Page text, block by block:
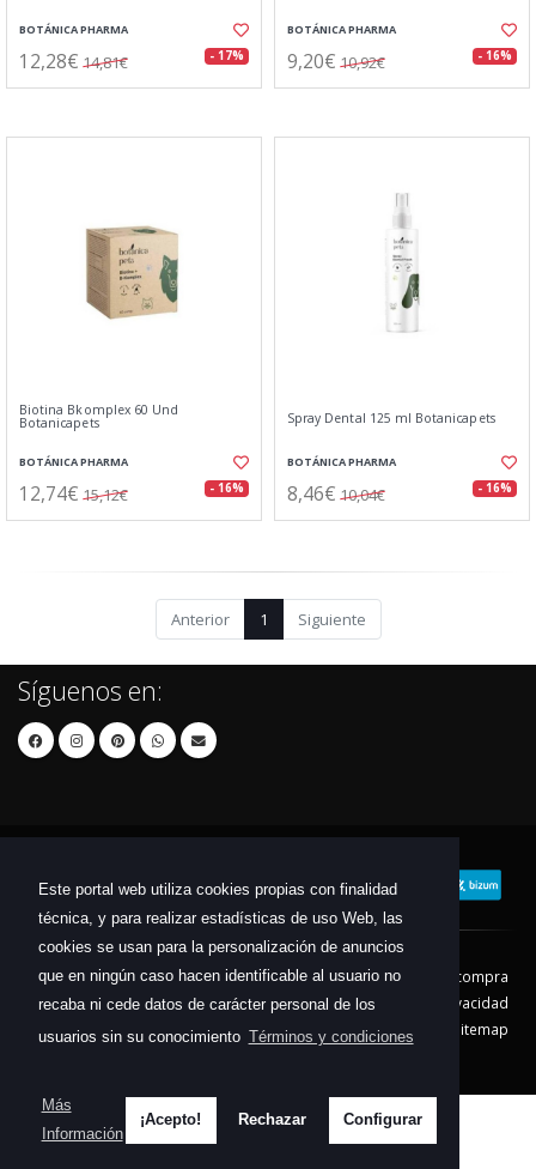
Este portal web utiliza cookies propias con finalidad
técnica, y para realizar estadísticas de uso Web, las
cookies se usan para la personalización de anuncios
que en ningún caso hacen identificable al usuario no
recaba ni cede datos de carácter personal de los
usuarios sin su conocimiento Términos y condiciones
Más
Información
¡Acepto! Rechazar Configurar
BOTÁNICA PHARMA
12,28€ 14,81€ - 17%
BOTÁNICA PHARMA
9,20€ 10,92€ - 16%
Biotina Bkomplex 60 Und
Botanicapets
BOTÁNICA PHARMA
12,74€ 15,12€ - 16%
Spray Dental 125 ml Botanicapets
BOTÁNICA PHARMA
8,46€ 10,04€ - 16%
Anterior 1 Siguiente
Síguenos en:
Contacto Aviso Legal
Condiciones de compra
Política de envíos
Política de devolución
Política de Privacidad
Política de Cookies
Sitemap